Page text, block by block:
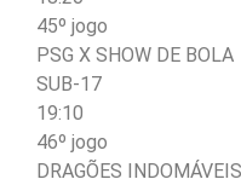
45º jogo
PSG X SHOW DE BOLA
SUB-17
19:10
46º jogo
DRAGÕES